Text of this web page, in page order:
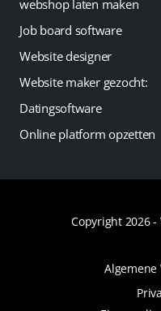
webshop laten maken
Job board software
Website designer
Website maker gezocht:
Datingsoftware
Online platform opzetten
Copyright 2026 -
Algemene